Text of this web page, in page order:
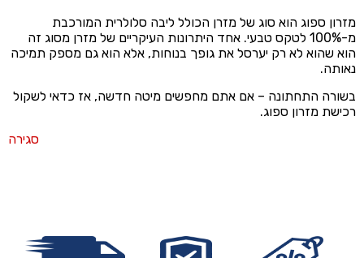
מזרון ספוג הוא סוג של מזרן הכולל ליבה סלולרית המורכבת
מ-100% לטקס טבעי. אחד היתרונות העיקריים של מזרן מסוג זה
הוא שהוא לא רק יערסל את גופך בנוחות, אלא הוא גם מספק תמיכה
נאותה.
בשורה התחתונה – אם אתם מחפשים מיטה חדשה, אז כדאי לשקול
רכישת מזרון ספוג.
סגירה